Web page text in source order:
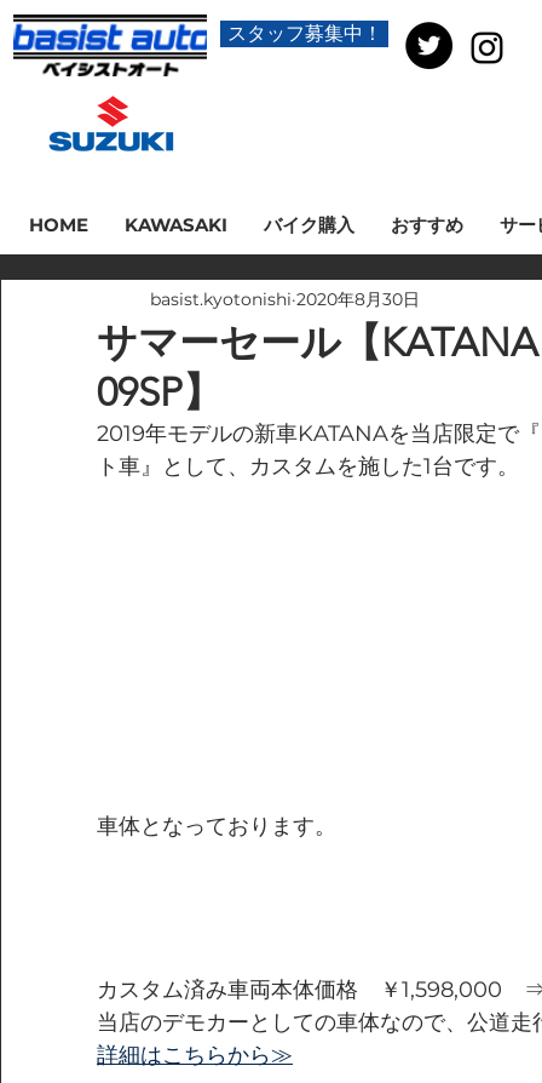
スタッフ募集中！
HOME KAWASAKI バイク購入 おすすめ サー
サマーセール【KATANA
09SP】
basist.kyotonishi 2020年8月30日
2019年モデルの新車KATANAを当店限定で
ト車』として、カスタムを施した1台です。
車体となっております。
カスタム済み車両本体価格　￥1,598,000
当店のデモカーとしての車体なので、公道
詳細はこちらから≫